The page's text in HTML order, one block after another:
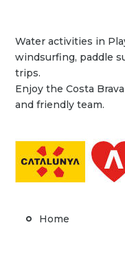
Water activities in
windsurfing, paddle
trips.
Enjoy the Costa
and friendly team.
Home